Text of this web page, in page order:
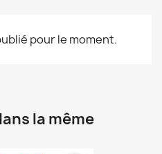
pour le moment.
la même